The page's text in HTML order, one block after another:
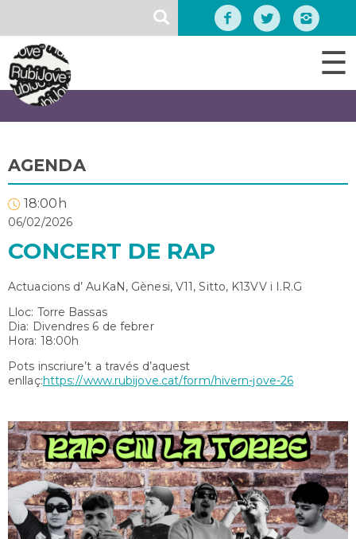
contingut
☰
AGENDA
18:00h
06/02/2026
CONCERT DE RAP
Actuacions d’ AuKaN, Gènesi, V11, Sitto, K13VV i I.R.G
Lloc: Torre Bassas
Dia: Divendres 6 de febrer
Hora: 18:00h
Pots inscriure’t a través d’aquest
enllaç:https://www.rubijove.cat/form/hivern-jove-26